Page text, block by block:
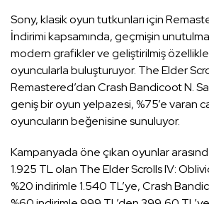
Sony, klasik oyun tutkunları için
İndirimi kapsamında, geçmişin
modern grafikler ve geliştirilmiş
oyuncularla buluşturuyor. The Elder
Remastered’dan Crash Bandicoot N.
geniş bir oyun yelpazesi, %75’e varan
oyuncuların beğenisine sunuluyor.
Kampanyada öne çıkan oyunlar
1.925 TL olan The Elder Scrolls IV:
%20 indirimle 1.540 TL’ye, Crash